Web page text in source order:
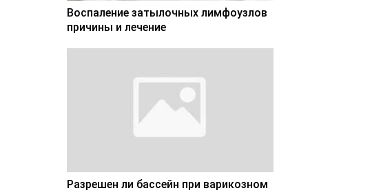
Воспаление затылочных лимфоузлов
причины и лечение
Разрешен ли бассейн при варикозном